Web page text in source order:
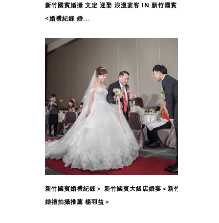
新竹國賓婚攝 文定 迎娶 浪漫宴客 IN 新竹國賓
<婚禮紀錄 婚...
新竹國賓婚禮紀錄＞ 新竹國賓大飯店婚宴＜新竹
婚禮拍攝推薦 楊羽益＞